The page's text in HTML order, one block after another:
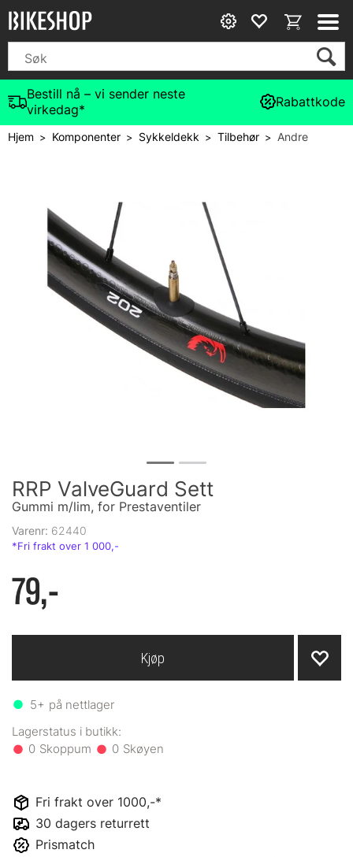
Bestill nå – vi sender neste
virkedag*
Rabattkode
Hjem> Komponenter> Sykkeldekk>Tilbehør>Andre
RRP ValveGuard Sett
Gummi m/lim, for Prestaventiler
Varenr: 62440
79,-
5+ på nettlager
0 0
Kjøp
Fri frakt over 1000,-*
30 dagers returrett
Prismatch